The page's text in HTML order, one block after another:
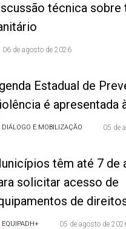
técnica sobre
06 de agosto de 2026
Estadual de
é apresentada
DIÁLOGO E MOBILIZAÇÃO 05 de
têm até 7 de
solicitar acesso de
de
EQUIPADH+ 05 de agosto de